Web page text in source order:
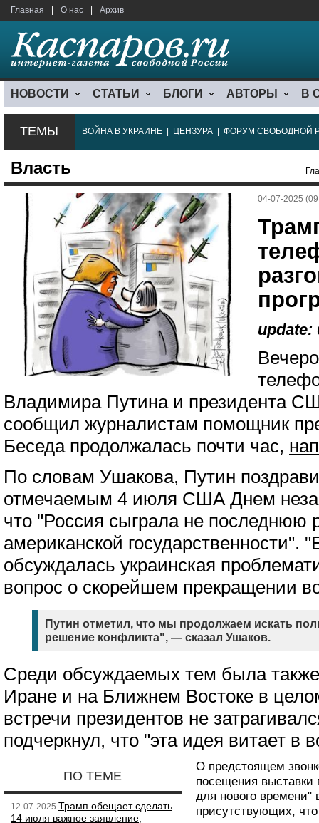
Главная О нас Архив
НОВОСТИ СТАТЬИ БЛОГИ АВТОРЫ В
ТЕМЫ ВОЙНА В УКРАИНЕ ЦЕНЗУРА ФОРУМ СВОБОДНОЙ
Власть
04-07-2025
update:
Владимира Путина и президента
сообщил журналистам помощник
Беседа продолжалась почти час,
По словам Ушакова, Путин
отмечаемым 4 июля США Днем
что "Россия сыграла не последнюю
американской государственности".
обсуждалась украинская
вопрос о скорейшем прекращении
Путин отметил, что мы продолжаем искать
решение конфликта", — сказал Ушаков.
Среди обсуждаемых тем была
Иране и на Ближнем Востоке в
встречи президентов не
подчеркнул, что "эта идея витает в
ПО ТЕМЕ
12-07-2025 Трамп обещает сделать
14 июля важное заявление,
О предстоящем
посещения
для нового
присутствующих,